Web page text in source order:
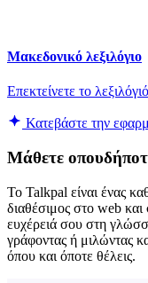
Μακεδονικό λεξιλόγιο
Επεκτείνετε το
Κατεβάστε την
Μάθετε
Το Talkpal είναι ένας
διαθέσιμος στο web και
ευχέρειά σου στη
γράφοντας ή μιλώντας
όπου και όποτε θέλεις.